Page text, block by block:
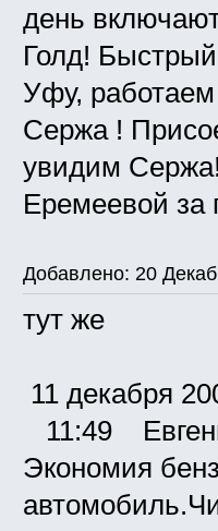
день
Голд!
Уфу, работаем
Сержа !
увидим
Еремеевой за
Добавлено: 20
тут же
11 декабря
11:49
Экономия